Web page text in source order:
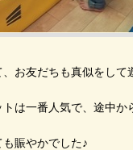
、お友だちも真似をして
は一番人気で、途中か
賑やかでした♪